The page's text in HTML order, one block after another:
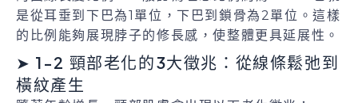
是從耳垂到下巴為1單位，下巴到鎖骨為2單位。這樣
的比例能夠展現脖子的修長感，使整體更具延展性。
➤ 1-2 頸部老化的3大徵兆：從線條鬆弛到
橫紋產生